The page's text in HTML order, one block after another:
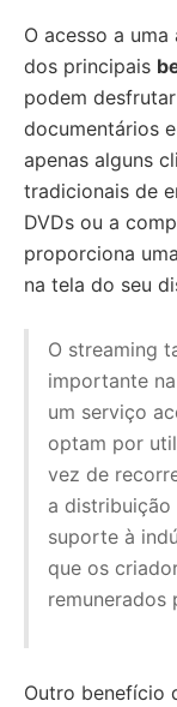
O acesso a
dos principais
podem
documentários
apenas alguns
tradicionais de
DVDs ou a
proporciona
na tela do seu
O streaming
importante na
um serviço
optam por
vez de
a
suporte à
que os
remunerados
Outro benefício